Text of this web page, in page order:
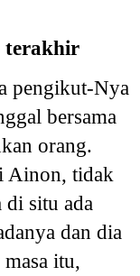
terakhir
pengikut-Nya
bersama
orang.
Ainon, tidak
di situ ada
dan dia
masa itu,